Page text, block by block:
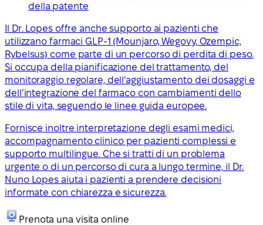
della patente
Il Dr. Lopes offre anche supporto ai pazienti che
utilizzano farmaci GLP-1 (Mounjaro, Wegovy, Ozempic,
Rybelsus) come parte di un percorso di perdita di peso.
Si occupa della pianificazione del trattamento, del
monitoraggio regolare, dell’aggiustamento dei dosaggi e
dell’integrazione del farmaco con cambiamenti dello
stile di vita, seguendo le linee guida europee.
Fornisce inoltre interpretazione degli esami medici,
accompagnamento clinico per pazienti complessi e
supporto multilingue. Che si tratti di un problema
urgente o di un percorso di cura a lungo termine, il Dr.
Nuno Lopes aiuta i pazienti a prendere decisioni
informate con chiarezza e sicurezza.
Prenota una visita online